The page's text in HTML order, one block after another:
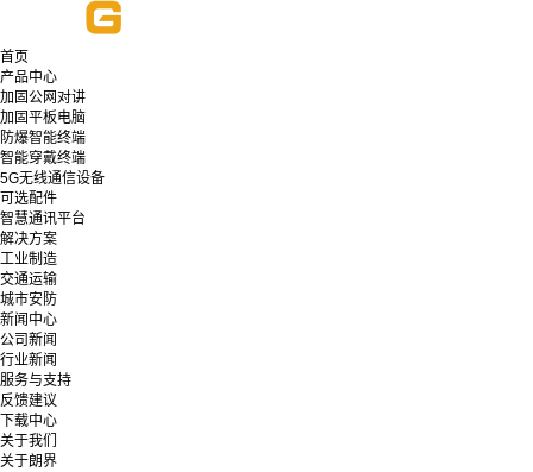
首页
产品中心
加固公网对讲
加固平板电脑
防爆智能终端
智能穿戴终端
5G无线通信设备
可选配件
智慧通讯平台
解决方案
工业制造
交通运输
城市安防
新闻中心
公司新闻
行业新闻
服务与支持
反馈建议
下载中心
关于我们
关于朗界